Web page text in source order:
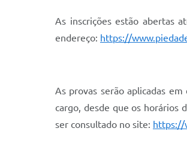
As inscrições estão abertas
endereço: https://
As provas serão aplicadas
cargo, desde que os horários
ser consultado no site: https://